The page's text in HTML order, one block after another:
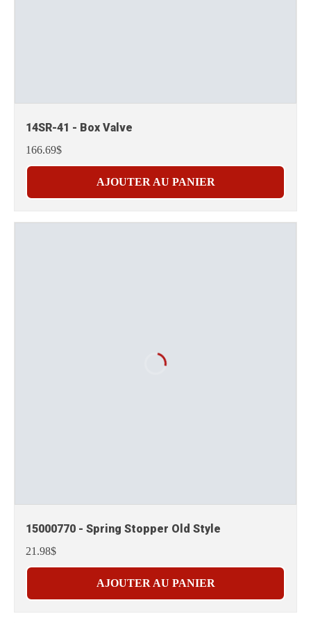
14SR-41 - Box Valve
166.69$
AJOUTER AU PANIER
15000770 - Spring Stopper Old Style
21.98$
AJOUTER AU PANIER